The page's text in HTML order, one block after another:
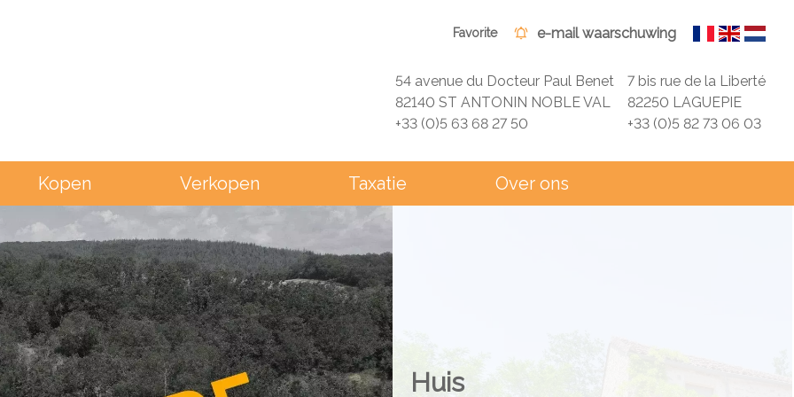
Kopen Verkopen Taxatie Over ons
Favorite e-mail waarschuwing
54 avenue du Docteur Paul Benet
82140 ST ANTONIN NOBLE VAL
+33 (0)5 63 68 27 50
7 bis rue de la Liberté
82250 LAGUEPIE
+33 (0)5 82 73 06 03
Huis